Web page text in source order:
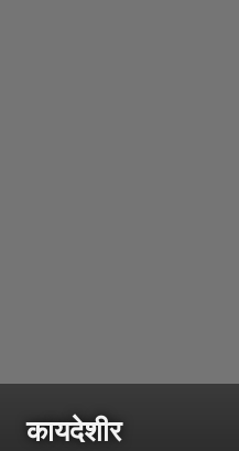
कायदेशीर